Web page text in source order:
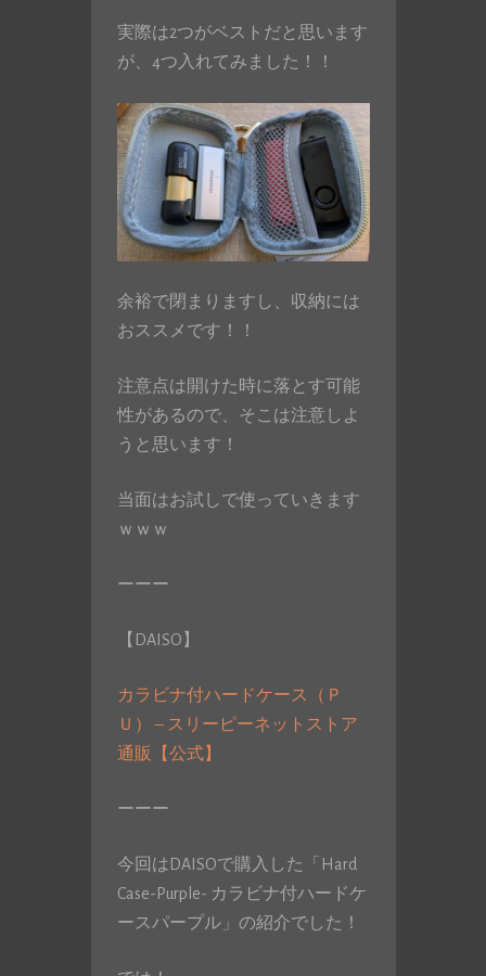
実際は2つがベストだと思います
が、4つ入れてみました！！
余裕で閉まりますし、収納には
おススメです！！
注意点は開けた時に落とす可能
性があるので、そこは注意しよ
うと思います！
当面はお試しで使っていきます
ｗｗｗ
ーーー
【DAISO】
カラビナ付ハードケース（Ｐ
Ｕ） – スリーピーネットストア
通販【公式】
ーーー
今回はDAISOで購入した「Hard
Case-Purple- カラビナ付ハードケ
ースパープル」の紹介でした！